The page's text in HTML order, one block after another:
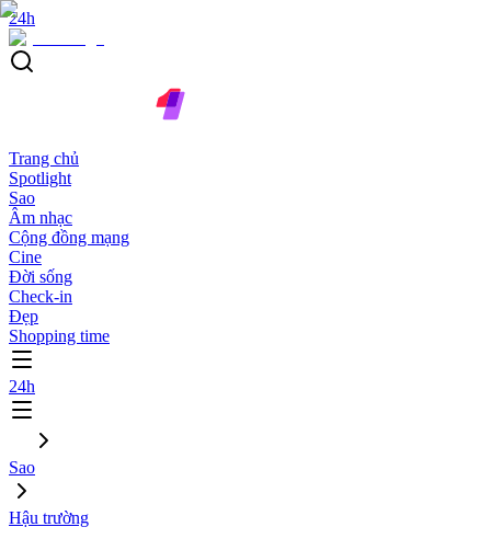
24h
Trang chủ
Spotlight
Sao
Âm nhạc
Cộng đồng mạng
Cine
Đời sống
Check-in
Đẹp
Shopping time
24h
Sao
Hậu trường